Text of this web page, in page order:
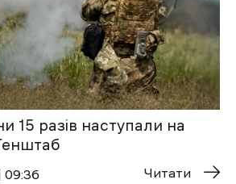
15 разів наступали на
09:36 Читати